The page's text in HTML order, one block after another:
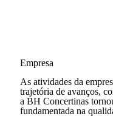
Empresa
As atividades da
trajetória de avanços,
a BH Concertinas
fundamentada na